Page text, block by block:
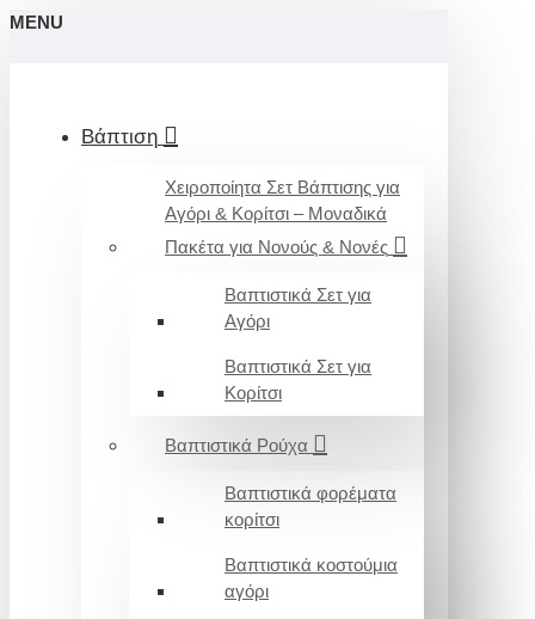
MENU
Βάπτιση
Χειροποίητα Σετ Βάπτισης για
Αγόρι & Κορίτσι – Μοναδικά
Πακέτα για Νονούς & Νονές
Βαπτιστικά Σετ για
Αγόρι
Βαπτιστικά Σετ για
Κορίτσι
Βαπτιστικά Ρούχα
Βαπτιστικά φορέματα
κορίτσι
Βαπτιστικά κοστούμια
αγόρι